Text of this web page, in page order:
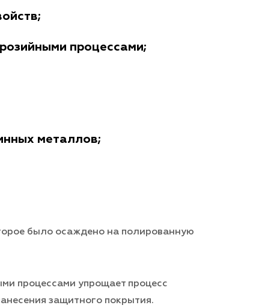
процессами;
металлов;
было осаждено на полированную
процессами упрощает процесс
защитного покрытия.